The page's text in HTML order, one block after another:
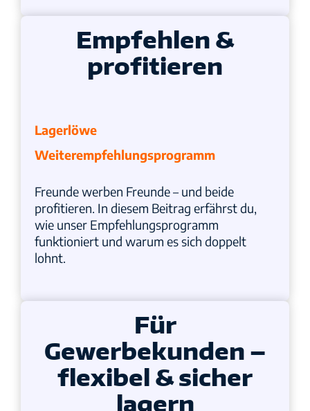
Empfehlen &
profitieren
Lagerlöwe
Weiterempfehlungsprogramm
Freunde werben Freunde – und beide
profitieren. In diesem Beitrag erfährst du,
wie unser Empfehlungsprogramm
funktioniert und warum es sich doppelt
lohnt.
Für
Gewerbekunden –
flexibel & sicher
lagern